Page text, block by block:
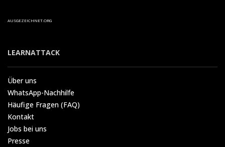
AUSGEZEICHNET.ORG
LEARNATTACK
Über uns
WhatsApp-Nachhilfe
Häufige Fragen (FAQ)
Kontakt
Jobs bei uns
Presse